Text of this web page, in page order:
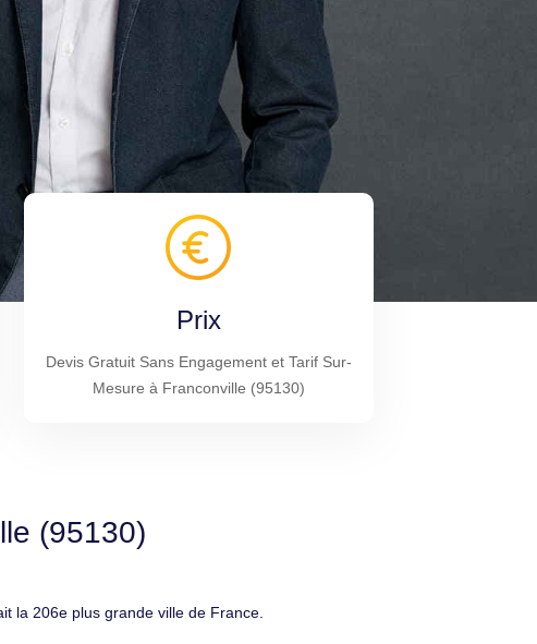
Prix
Devis Gratuit Sans Engagement et Tarif Sur-
Mesure à Franconville (95130)
(95130)
la 206e plus grande ville de France.